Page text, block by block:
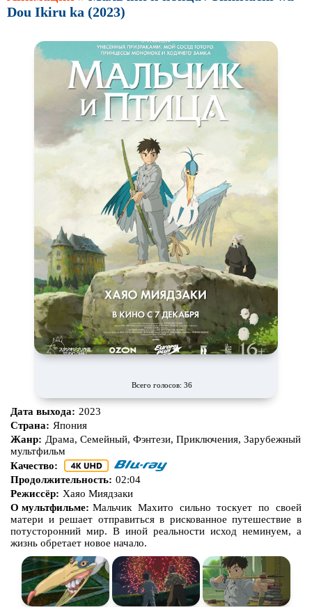
Аниме Антиутопия
Гении
Индийское кино Киберпанк
Комикс
Маги и Волшебники Наркотики
Новогодние Основанное на
реальных
событиях
Параллельные миры
ПереводГоблина
Перевод Кубик в Кубе ПереводКураж-Бамбей
Пеплум Подростковаяжестокость
Постапокалипсис Призраки
Про акул Про апокалипсис
Про богов Про богатых
Про вампиров Про ведьм
Про деревню
Про драконов Про животных
Про зомби
Про корабли и подводные
лодки
Про любовь Про маньяков исерийных
убийц
Про пиратов Про подростков
Про путешествияво времени Про роботов
Dou Ikiru ka (2023)
Всего голосов: 36
Дата выхода: 2023
Страна: Япония
Жанр: Драма, Семейный, Фэнтези, Приключения, Зарубежный
мультфильм
Качество:
Продолжительность: 02:04
Режиссёр: Хаяо Миядзаки
О мультфильме: Мальчик Махито сильно тоскует по своей
матери и решает отправиться в рискованное путешествие в
потусторонний мир. В иной реальности исход неминуем, а
жизнь обретает новое начало.